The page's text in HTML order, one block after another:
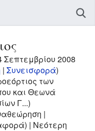
2008
| Συνεισφορά)
των
και Θεωνά
Γ...)
|
| Νεότερη